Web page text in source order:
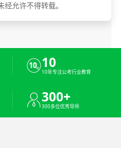
允许不得转载。
10
10年专注公考行业教育
300+
300多位优秀导师